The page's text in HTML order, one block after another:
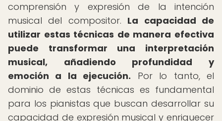
comprensión y expresión de la intención
musical del compositor. La capacidad de
utilizar estas técnicas de manera efectiva
puede transformar una interpretación
musical, añadiendo profundidad y
emoción a la ejecución. Por lo tanto, el
dominio de estas técnicas es fundamental
para los pianistas que buscan desarrollar su
capacidad de expresión musical y enriquecer